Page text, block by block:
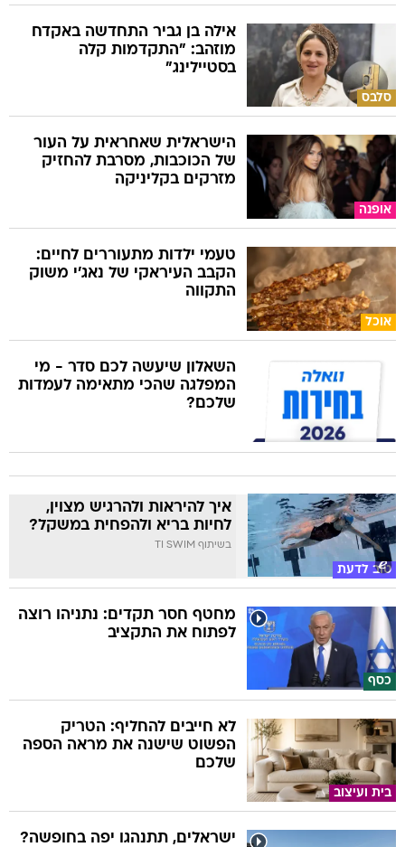
סלבס
אילה בן גביר התחדשה באקדח
מוזהב: "התקדמות קלה
בסטיילינג"
אופנה
הישראלית שאחראית על העור
של הכוכבות, מסרבת להחזיק
מזרקים בקליניקה
אוכל
טעמי ילדות מתעוררים לחיים:
הקבב העיראקי של נאג׳י משוק
התקווה
השאלון שיעשה לכם סדר - מי
המפלגה שהכי מתאימה לעמדות
שלכם?
טוב לדעת
איך להיראות ולהרגיש מצוין,
לחיות בריא ולהפחית במשקל?
בשיתוף TI SWIM
כסף
מחטף חסר תקדים: נתניהו רוצה
לפתוח את התקציב
בית ועיצוב
לא חייבים להחליף: הטריק
הפשוט שישנה את מראה הספה
שלכם
ישראלים, תתנהגו יפה בחופשה?